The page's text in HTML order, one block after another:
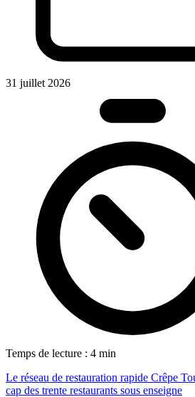
31 juillet 2026
Temps de lecture : 4 min
Le réseau de restauration rapide Crêpe
cap des trente restaurants sous enseigne